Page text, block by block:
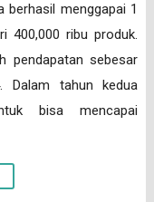
berhasil menggapai 1
400,000 ribu produk.
pendapatan sebesar
Dalam tahun kedua
bisa mencapai